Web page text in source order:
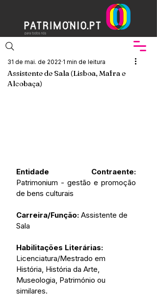
Assistente de Sala (Lisboa, Mafra e
Alcobaça)
31 de mai. de 2022 1 min de leitura
Entidade Contraente:
Patrimonium - gestão e promoção
de bens culturais
Carreira/Função: Assistente de
Sala
Habilitações Literárias:
Licenciatura/Mestrado em
História, História da Arte,
Museologia, Património ou
similares.